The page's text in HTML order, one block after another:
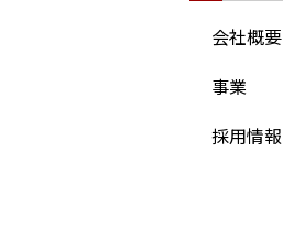
会社概要
事業
採用情報